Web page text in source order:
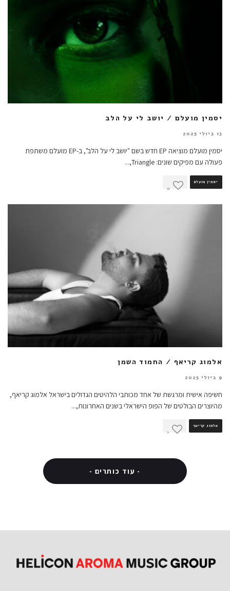
יסמין מועלם / יושב לי על הלב
13 ביולי 2025
יסמין מועלם מוציאה EP חדש בשם "יושב לי על הלב", ב-EP מועלם משתפת
פעולה עם מפיקים שונים: Triangle,
...
יסמין מועלם
0
אלמוג קריאף / החמוד השמן
9 ביולי 2025
חשיפה אישית ומרגשת של אחד מכותבי הלהיטים הגדולים בישראל אלמוג קריאף,
מהיוצרים הבולטים של הפופ הישראלי בשנים האחרונות,...
אלמוג קריאף
1
- עוד כותרים -